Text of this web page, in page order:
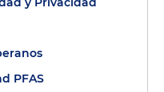
PFAS